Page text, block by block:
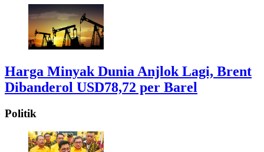
Harga Minyak Dunia Anjlok Lagi, Brent
Dibanderol USD78,72 per Barel
Politik